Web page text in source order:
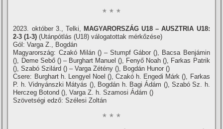
* * *
2023. október 3., Telki, MAGYARORSZÁG U18 – AUSZTRIA U18:
2-3 (1-3) (Utánpótlás (U18) válogatottak mérkőzése)
Gól: Varga Z., Bogdán
Magyarország: Czakó Milán () – Stumpf Gábor (), Bacsa Benjámin
(), Deme Sebő () – Burghart Manuel (), Fenyő Noah (), Farkas Patrik
(), Szabó Szilárd () – Varga Zétény (), Bogdán Hunor ()
Csere: Burghart h. Lengyel Noel (), Czakó h. Engedi Márk (), Farkas
P. h. Vidnyánszki Mátyás (), Bogdán h. Bagi Ádám (), Szabó Sz. h.
Herczeg Botond (), Varga Z. h. Szamosi Ádám ()
Szövetségi edző: Szélesi Zoltán
* * *